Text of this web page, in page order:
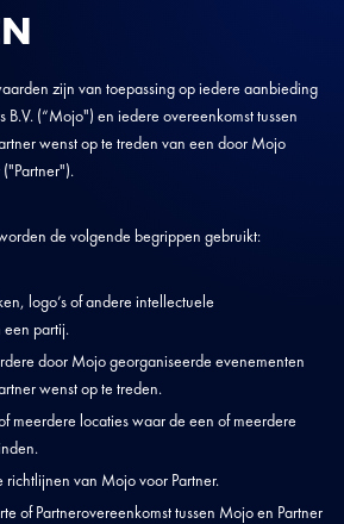
zijn van toepassing op iedere aanbieding
B.V. (“Mojo") en iedere overeenkomst tussen
wenst op te treden van een door Mojo
de volgende begrippen gebruikt:
logo’s of andere intellectuele
een partij.
door Mojo georganiseerde evenementen
wenst op te treden.
meerdere locaties waar de een of meerdere
van Mojo voor Partner.
of Partnerovereenkomst tussen Mojo en Partner